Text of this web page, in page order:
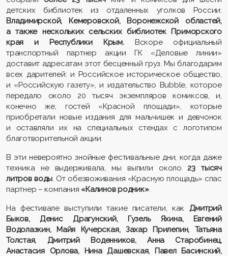
детских библиотек из отдаленных уголков России:
Владимирской, Кемеровской, Воронежской областей,
а также нескольких сельских библиотек Приморского
края и Республики Крым. Вскоре официальный
транспортный партнер акции ГК «Деловые линии»
доставит адресатам этот бесценный груз. Мы благодарим
всех дарителей: и Российское историческое общество,
и «Российскую газету», и издательство Bubble, которое
передало около 20 тысяч экземпляров комиксов, и,
конечно же, гостей «Красной площади», которые
приобретали новые издания для мальчишек и девчонок
и оставляли их на специальных стендах с логотипом
благотворительной акции.
В эти невероятно знойные фестивальные дни, когда даже
техника не выдерживала, мы выпили около 23 тысяч
литров воды. От обезвоживания «Красную площадь» спас
партнер – компания «Калинов родник».
На фестивале выступили такие писатели, как Дмитрий
Быков, Денис Драгунский, Гузель Яхина, Евгений
Водолазкин, Майя Кучерская, Захар Прилепин, Татьяна
Толстая, Дмитрий Воденников, Анна Старобинец,
Анастасия Орлова, Нина Дашевская, Павел Басинский,